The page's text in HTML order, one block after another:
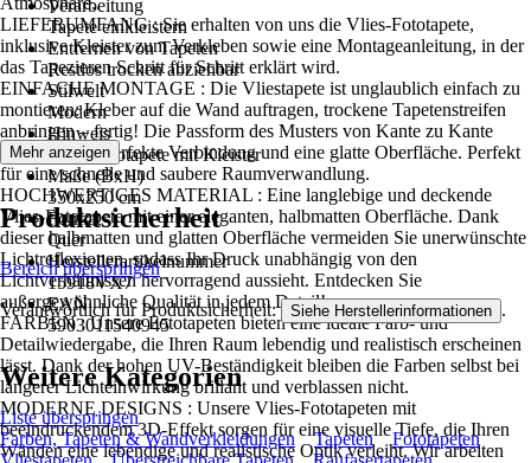
Verarbeitung
Tapete einkleistern
Entfernen von Tapeten
Restlos trocken abziehbar
Stilwelt
Modern
Hinweis
Vlies Fototapete mit Kleister
Maße (BxH)
350x250 cm
Format
Quer
Herstellerartikelnummer
15918VX7
EAN
5903011540945
LIEFERUMFANG : Sie erhalten von uns die Vlies-Fototapete,
inklusive Kleister zum Verkleben sowie eine Montageanleitung, in der
das Tapezieren Schritt für Schritt erklärt wird.
EINFACHE MONTAGE : Die Vliestapete ist unglaublich einfach zu
montieren: Kleber auf die Wand auftragen, trockene Tapetenstreifen
anbringen – fertig! Die Passform des Musters von Kante zu Kante
sorgt für eine perfekte Verbindung und eine glatte Oberfläche. Perfekt
für eine schnelle und saubere Raumverwandlung.
HOCHWERTIGES MATERIAL : Eine langlebige und deckende
Vlies-Fototapete mit einer eleganten, halbmatten Oberfläche. Dank
dieser halbmatten und glatten Oberfläche vermeiden Sie unerwünschte
Lichtreflexionen, sodass Ihr Druck unabhängig von den
Lichtverhältnissen hervorragend aussieht. Entdecken Sie
außergewöhnliche Qualität in jedem Detail!
FARBEN : Unsere Fototapeten bieten eine ideale Farb- und
Detailwiedergabe, die Ihren Raum lebendig und realistisch erscheinen
lässt. Dank der hohen UV-Beständigkeit bleiben die Farben selbst bei
längerer Lichteinwirkung brillant und verblassen nicht.
MODERNE DESIGNS : Unsere Vlies-Fototapeten mit
beeindruckendem 3D-Effekt sorgen für eine visuelle Tiefe, die Ihren
Wänden eine lebendige und realistische Optik verleiht. Wir arbeiten
Mehr anzeigen
Produktsicherheit
Bereich überspringen
Verantwortlich für Produktsicherheit: Siehe Herstellerinformationen .
Weitere Kategorien
Liste überspringen
Farben, Tapeten & Wandverkleidungen
Tapeten
Fototapeten